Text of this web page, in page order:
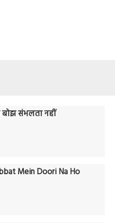
संभलता नहीं
Mein Doori Na Ho